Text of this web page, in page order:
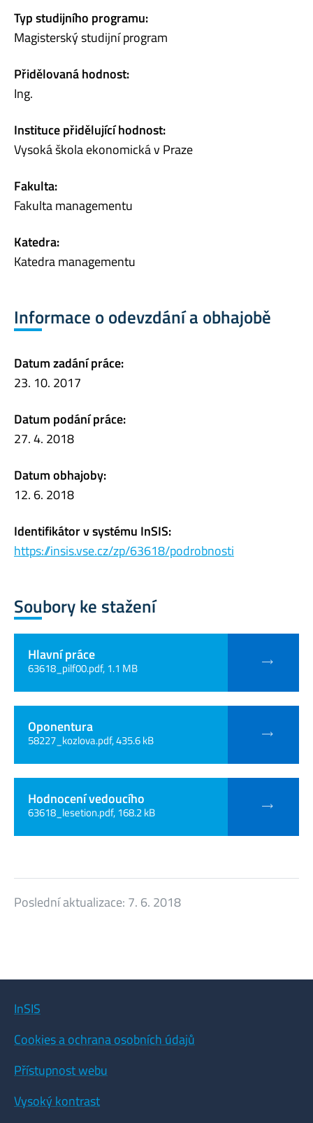
Typ studijního programu:
Magisterský studijní program
Přidělovaná hodnost:
Ing.
Instituce přidělující hodnost:
Vysoká škola ekonomická v Praze
Fakulta:
Fakulta managementu
Katedra:
Katedra managementu
Informace o odevzdání a obhajobě
Datum zadání práce:
23. 10. 2017
Datum podání práce:
27. 4. 2018
Datum obhajoby:
12. 6. 2018
Identifikátor v systému InSIS:
https://insis.vse.cz/zp/63618/podrobnosti
Soubory ke stažení
Hlavní práce
63618_pilf00.pdf, 1.1 MB
Oponentura
58227_kozlova.pdf, 435.6 kB
Hodnocení vedoucího
63618_lesetion.pdf, 168.2 kB
Poslední aktualizace: 7. 6. 2018
InSIS
Cookies a ochrana osobních údajů
Přístupnost webu
Vysoký kontrast